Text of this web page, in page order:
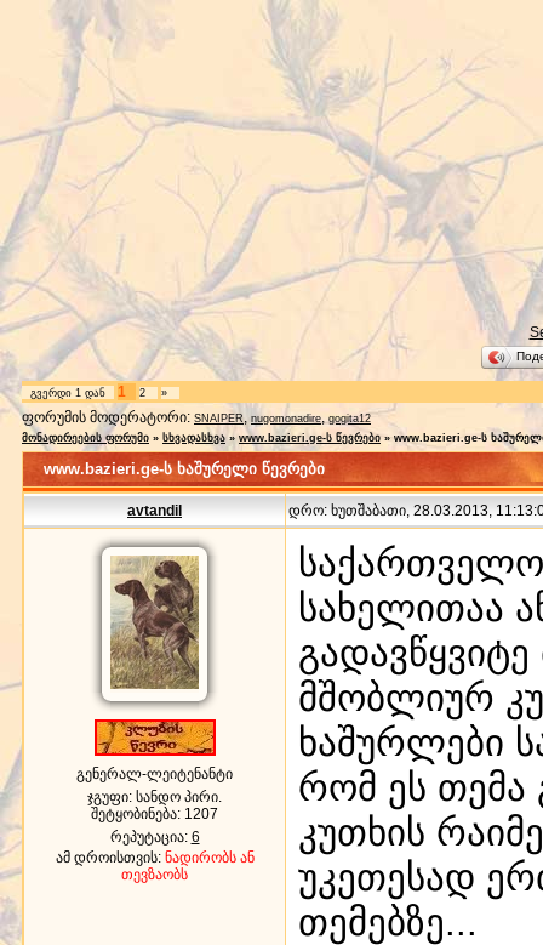
გვერდი 1 დან 1 2 »
ფორუმის მოდერატორი: SNAIPER , nugomonadire, gogita12
მონადირეების ფორუმი » სხვადასხვა » www.bazieri.ge-ს წევრები » www.bazieri.ge-ს
www.bazieri.ge-ს ხაშურელი წევრები
avtandil დრო: ხუთშაბათი, 28.03.2013,
გენერალ-ლეიტენანტი
ჯგუფი: სანდო პირი.
შეტყობინება: 1207
რეპუტაცია: 6
ამ დროისთვის: ნადირობს ან
თევზაობს
სახელითაა
გადავწყვიტე
მშობლიურ
ხაშურლები
რომ ეს თემა
კუთხის
უკეთესად
თემებზე...